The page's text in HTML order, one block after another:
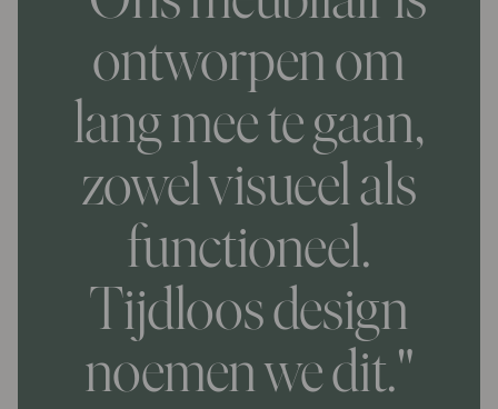
ontworpen om
lang mee te gaan,
zowel visueel als
functioneel.
Tijdloos design
noemen we dit."